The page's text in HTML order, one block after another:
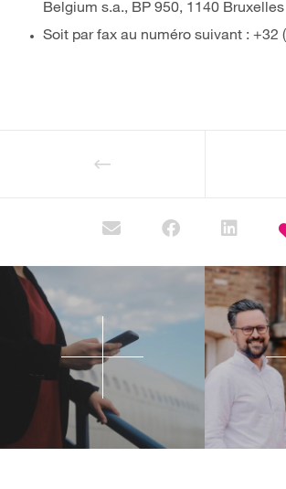
Belgium s.a., BP 950, 1140 Bruxelles
Soit par fax au numéro suivant : +32